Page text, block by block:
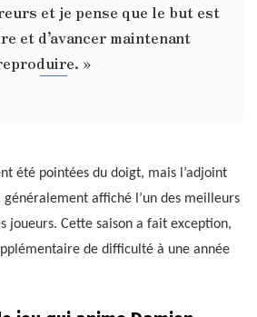
et je pense que le but est
et d’avancer maintenant
»
été pointées du doigt, mais l’adjoint
affiché l’un des meilleurs
joueurs. Cette saison a fait exception,
de difficulté à une année